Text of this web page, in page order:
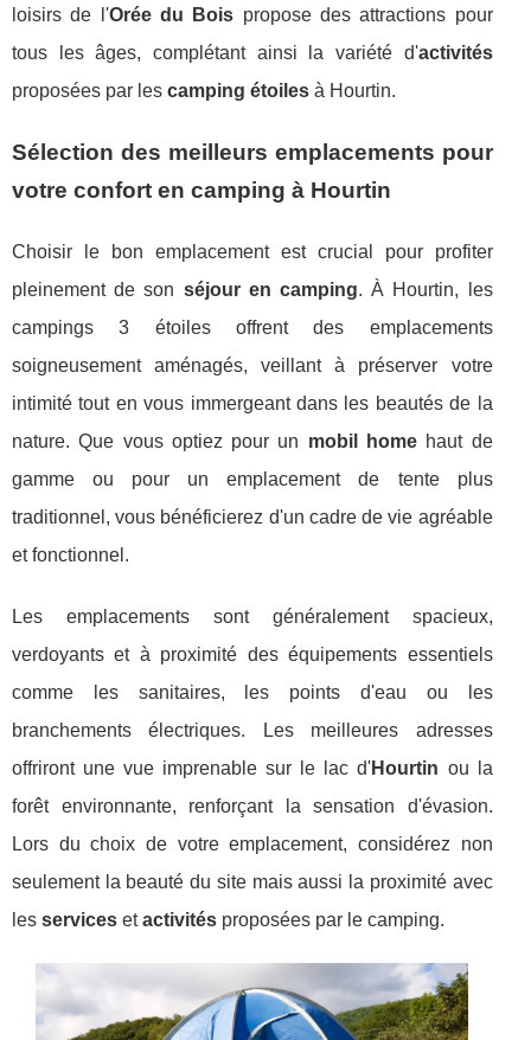
loisirs de l'Orée du Bois propose des attractions pour
tous les âges, complétant ainsi la variété d'activités
proposées par les camping étoiles à Hourtin.
Sélection des meilleurs emplacements pour
votre confort en camping à Hourtin
Choisir le bon emplacement est crucial pour profiter
pleinement de son séjour en camping. À Hourtin, les
campings 3 étoiles offrent des emplacements
soigneusement aménagés, veillant à préserver votre
intimité tout en vous immergeant dans les beautés de la
nature. Que vous optiez pour un mobil home haut de
gamme ou pour un emplacement de tente plus
traditionnel, vous bénéficierez d'un cadre de vie agréable
et fonctionnel.
Les emplacements sont généralement spacieux,
verdoyants et à proximité des équipements essentiels
comme les sanitaires, les points d'eau ou les
branchements électriques. Les meilleures adresses
offriront une vue imprenable sur le lac d'Hourtin ou la
forêt environnante, renforçant la sensation d'évasion.
Lors du choix de votre emplacement, considérez non
seulement la beauté du site mais aussi la proximité avec
les services etactivités proposées par le camping.